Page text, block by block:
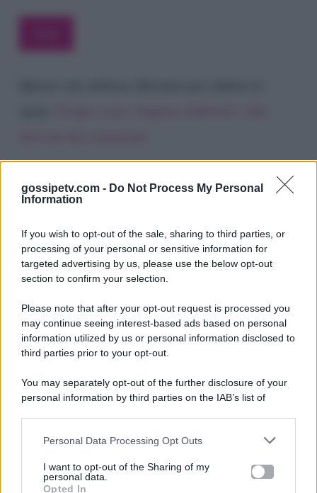
gossipetv.com - Do Not Process My Personal
Information
If you wish to opt-out of the sale, sharing to third parties, or
processing of your personal or sensitive information for
targeted advertising by us, please use the below opt-out
section to confirm your selection.
Please note that after your opt-out request is processed you
may continue seeing interest-based ads based on personal
information utilized by us or personal information disclosed to
third parties prior to your opt-out.
You may separately opt-out of the further disclosure of your
personal information by third parties on the IAB’s list of
This information may also be disclosed by us to third parties
disclose it to other third parties.
Personal Data Processing Opt Outs
I want to opt-out of the Sharing of my
personal data.
Opted In
Gossip e TV è un sito di MASTE S.r.l.
viale Luigi Majno n. 21 - 20129 Milano (MI)
P.Iva 10909580960
Categorie
Gossip
Televisione